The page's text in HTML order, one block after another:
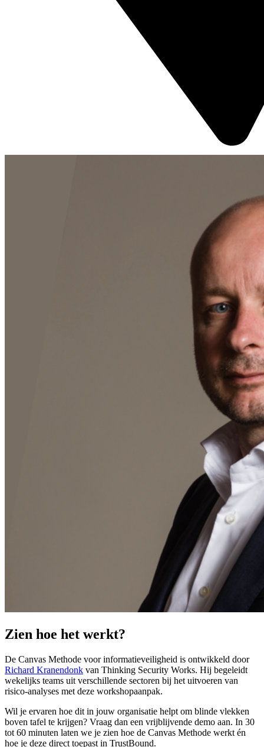
Zien hoe het werkt?
De Canvas Methode voor informatieveiligheid is ontwikkeld door
Richard Kranendonk van Thinking Security Works. Hij begeleidt
wekelijks teams uit verschillende sectoren bij het uitvoeren van
risico-analyses met deze workshopaanpak.
Wil je ervaren hoe dit in jouw organisatie helpt om blinde vlekken
boven tafel te krijgen? Vraag dan een vrijblijvende demo aan. In 30
tot 60 minuten laten we je zien hoe de Canvas Methode werkt én
hoe je deze direct toepast in TrustBound.